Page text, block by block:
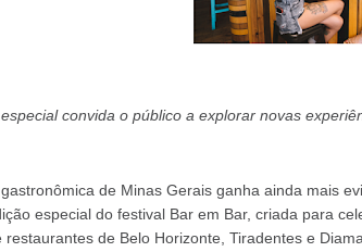
convida o público a explorar novas
de Minas Gerais ganha ainda mais
especial do festival Bar em Bar, criada para
restaurantes de Belo Horizonte, Tiradentes e